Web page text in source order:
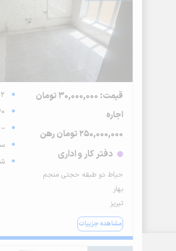
قیمت: 30,000,000 تومان
اجاره
250,000,000 تومان رهن
دفتر کار و اداری
حیاط دو طبقه حجتی منجم
بهار
تبریز
مشاهده جزییات
2 خواب
60